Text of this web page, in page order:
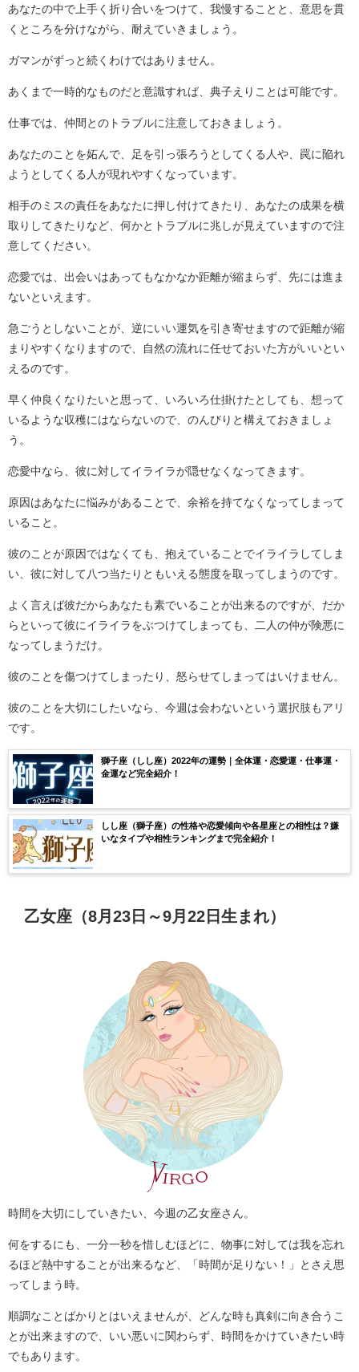
あなたの中で上手く折り合いをつけて、我慢することと、意思を貫
くところを分けながら、耐えていきましょう。
ガマンがずっと続くわけではありません。
あくまで一時的なものだと意識すれば、典子えりことは可能です。
仕事では、仲間とのトラブルに注意しておきましょう。
あなたのことを妬んで、足を引っ張ろうとしてくる人や、罠に陥れ
ようとしてくる人が現れやすくなっています。
相手のミスの責任をあなたに押し付けてきたり、あなたの成果を横
取りしてきたりなど、何かとトラブルに兆しが見えていますので注
意してください。
恋愛では、出会いはあってもなかなか距離が縮まらず、先には進ま
ないといえます。
急ごうとしないことが、逆にいい運気を引き寄せますので距離が縮
まりやすくなりますので、自然の流れに任せておいた方がいいとい
えるのです。
早く仲良くなりたいと思って、いろいろ仕掛けたとしても、想って
いるような収穫にはならないので、のんびりと構えておきましょ
う。
恋愛中なら、彼に対してイライラが隠せなくなってきます。
原因はあなたに悩みがあることで、余裕を持てなくなってしまって
いること。
彼のことが原因ではなくても、抱えていることでイライラしてしま
い、彼に対して八つ当たりともいえる態度を取ってしまうのです。
よく言えば彼だからあなたも素でいることが出来るのですが、だか
らといって彼にイライラをぶつけてしまっても、二人の仲が険悪に
なってしまうだけ。
彼のことを傷つけてしまったり、怒らせてしまってはいけません。
彼のことを大切にしたいなら、今週は会わないという選択肢もアリ
です。
獅子座（しし座）2022年の運勢｜全体運・恋愛運・仕事運・
金運など完全紹介！
しし座（獅子座）の性格や恋愛傾向や各星座との相性は？嫌
いなタイプや相性ランキングまで完全紹介！
乙女座（8月23日～9月22日生まれ）
時間を大切にしていきたい、今週の乙女座さん。
何をするにも、一分一秒を惜しむほどに、物事に対しては我を忘れ
るほど熱中することが出来るなど、「時間が足りない！」とさえ思
ってしまう時。
順調なことばかりとはいえませんが、どんな時も真剣に向き合うこ
とが出来ますので、いい悪いに関わらず、時間をかけていきたい時
でもあります。